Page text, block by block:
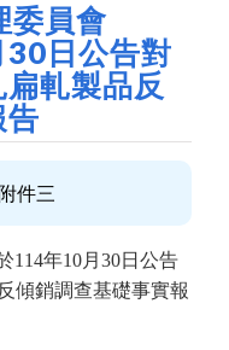
委員會
日公告對
軋製品反
告
附件三
114年10月30日公告
傾銷調查基礎事實報